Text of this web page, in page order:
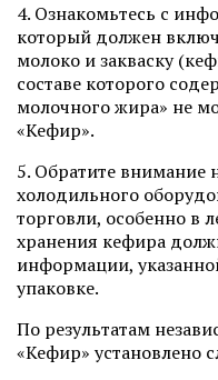
4. Ознакомьтесь с
который должен
молоко и закваску
составе которого
молочного жира» не
«Кефир».
5. Обратите внимание
холодильного
торговли, особенно в
хранения кефира
информации,
упаковке.
По результатам
«Кефир» установлено